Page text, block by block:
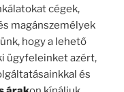
cégek,
magánszemélyek
hogy a lehető
ügyfeleinket azért,
és